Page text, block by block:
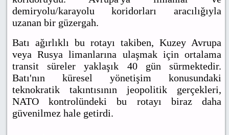
demiryolu/karayolu koridorları aracılığıyla
uzanan bir güzergah.
Batı ağırlıklı bu rotayı takiben, Kuzey Avrupa
veya Rusya limanlarına ulaşmak için ortalama
transit süreler yaklaşık 40 gün sürmektedir.
Batı'nın küresel yönetişim konusundaki
teknokratik takıntısının jeopolitik gerçekleri,
NATO kontrolündeki bu rotayı biraz daha
güvenilmez hale getirdi.